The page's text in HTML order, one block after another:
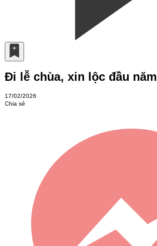
Đi lễ chùa, xin lộc đầu năm
17/02/2026
Chia sẻ